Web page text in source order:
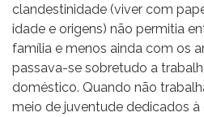
clandestinidade (viver com
idade e origens) não permitia
família e menos ainda com os
passava-se sobretudo a
doméstico. Quando não
meio de juventude dedicados